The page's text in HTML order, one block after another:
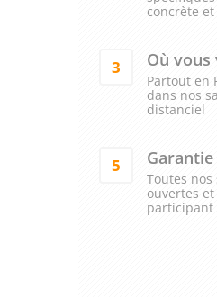
concrète et
3 Où vous
Partout en
dans nos
distanciel
5
Toutes
ouvertes
participant